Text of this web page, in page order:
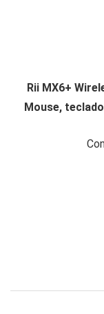
Rii MX6+
Mouse,